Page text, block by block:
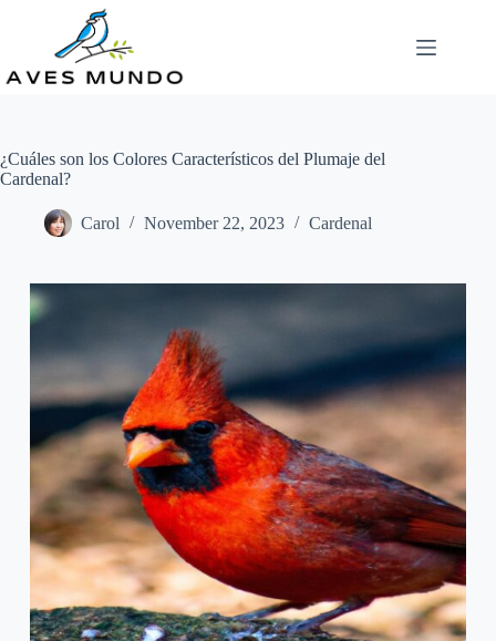
¿Cuáles son los Colores Característicos del Plumaje del
Cardenal?
Carol November 22, 2023 Cardenal